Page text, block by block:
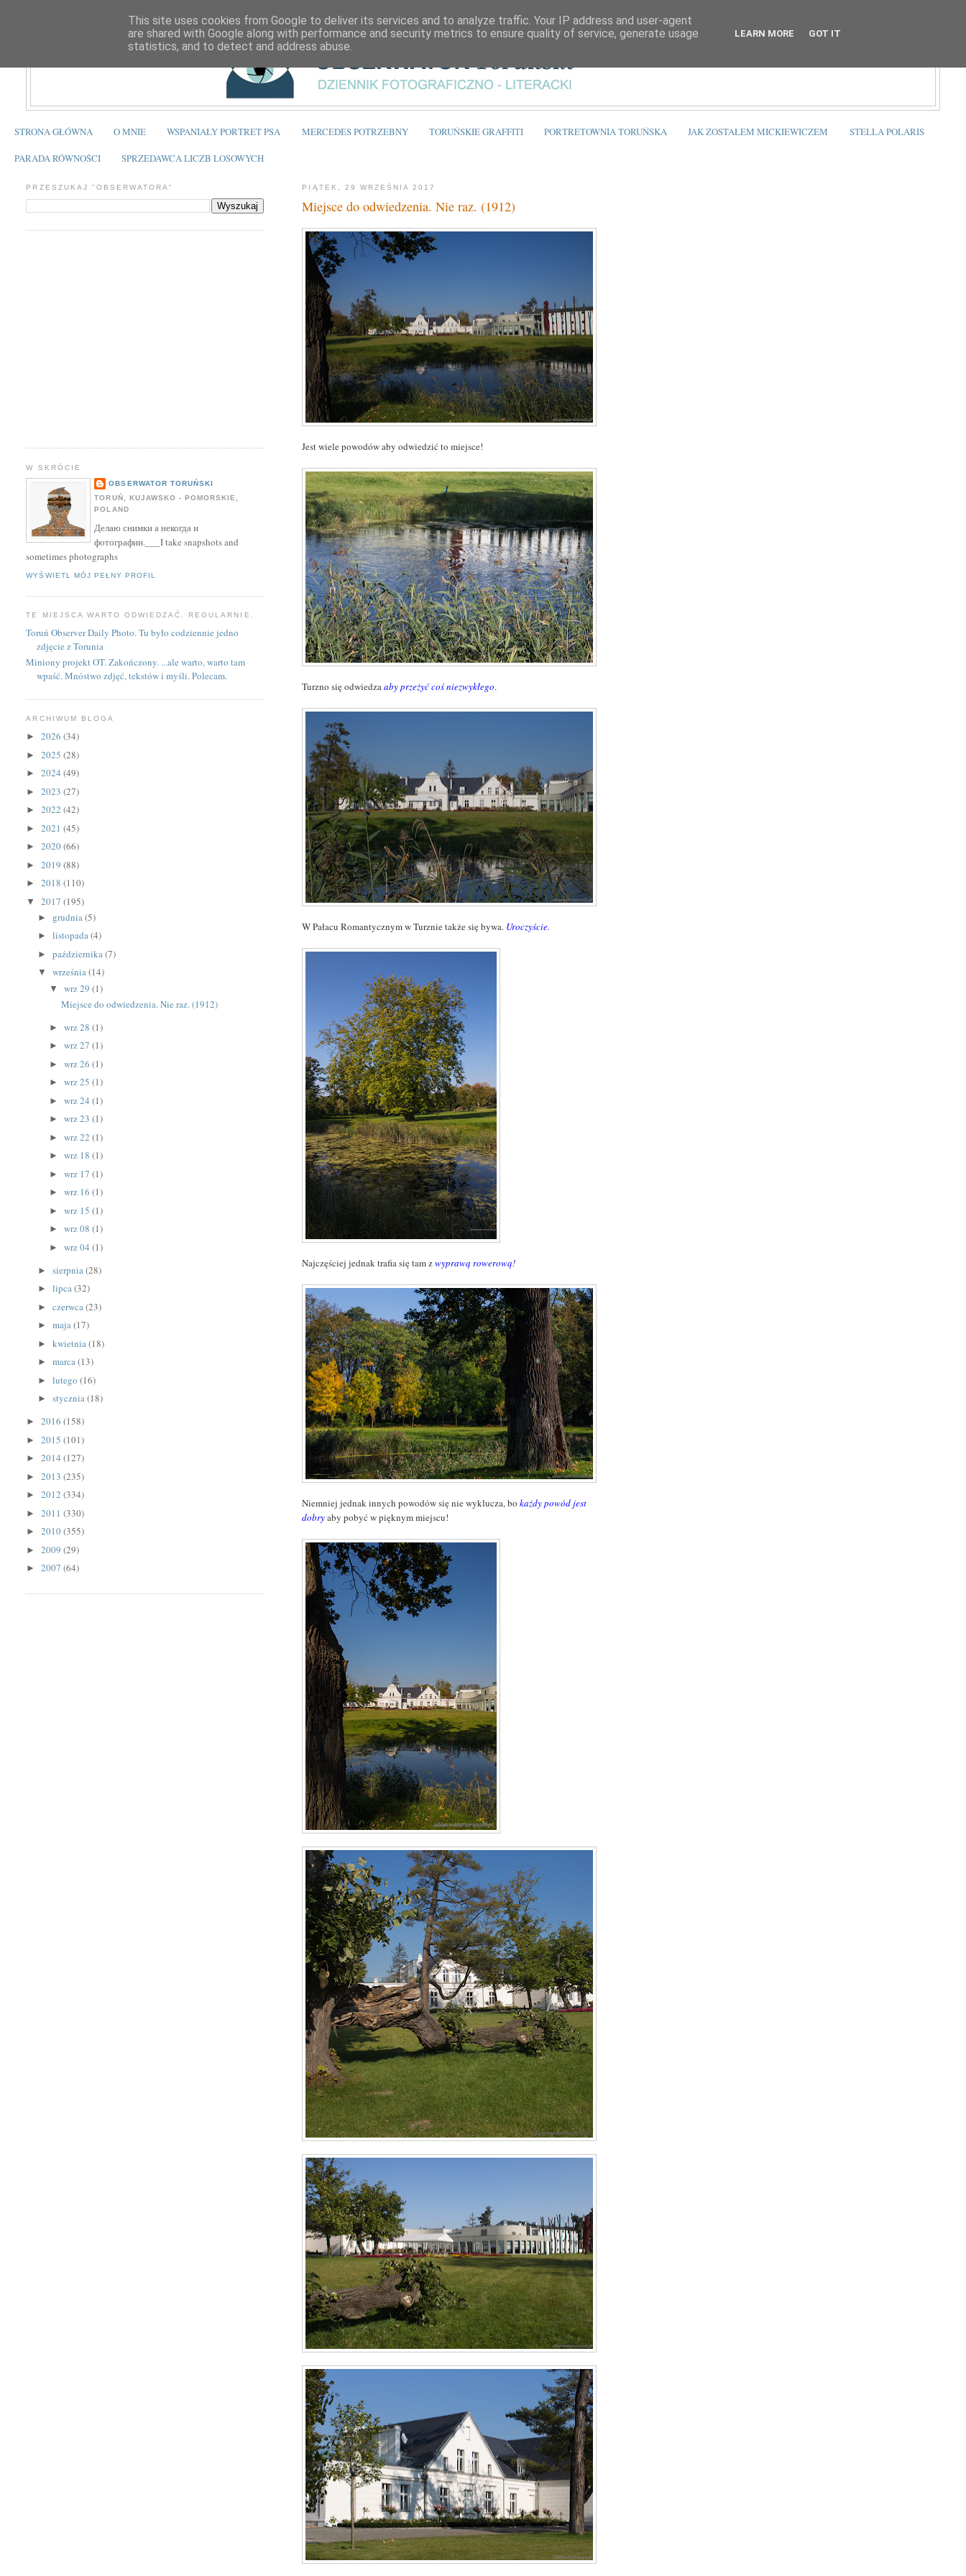
STRONA GŁÓWNA O MNIE WSPANIAŁY PORTRET PSA MERCEDES POTRZEBNY TORUŃSKIE GRAFFITI PORTRETOWNIA TORUŃSKA JAK ZOSTAŁEM MICKIEWICZEM STELLA POLARIS
PARADA RÓWNOŚCI SPRZEDAWCA LICZB LOSOWYCH
PIĄTEK, 29 WRZEŚNIA 2017
Miejsce do odwiedzenia. Nie raz. (1912)
Jest wiele powodów aby odwiedzić to miejsce!
Turzno się odwiedzaaby przeżyć coś niezwykłego.
W Pałacu Romantycznym w Turznie także się bywa. Uroczyście.
Najczęściej jednak trafia się tam zwyprawą rowerową!
Niemniej jednak innych powodów się nie wyklucza, bokażdy powód jest
dobryaby pobyć w pięknym miejscu!
PRZESZUKAJ "OBSERWATORA"
W SKRÓCIE
OBSERWATOR TORUŃSKI
TORUŃ, KUJAWSKO - POMORSKIE,
POLAND
Делаю снимки а некогда и
фотографии.___I take snapshots and
sometimes photographs
WYŚWIETL MÓJ PEŁNY PROFIL
TE MIEJSCA WARTO ODWIEDZAĆ. REGULARNIE.
Toruń Observer Daily Photo. Tu było codziennie jedno
zdjęcie z Torunia
Miniony projekt OT. Zakończony. ...ale warto, warto tam
wpaść. Mnóstwo zdjęć, tekstów i myśli. Polecam.
ARCHIWUM BLOGA
►2026(34)
►2025(28)
►2024(49)
►2023(27)
►2022(42)
►2021(45)
►2020(66)
►2019(88)
►2018(110)
▼2017(195)
► grudnia(5)
►listopada(4)
►października(7)
▼września(14)
▼ wrz 29 (1)
Miejsce do odwiedzenia. Nie raz. (1912)
► wrz 28 (1)
► wrz 27 (1)
► wrz 26 (1)
► wrz 25 (1)
► wrz 24 (1)
► wrz 23 (1)
► wrz 22 (1)
► wrz 18 (1)
► wrz 17 (1)
► wrz 16 (1)
► wrz 15 (1)
► wrz 08 (1)
► wrz 04 (1)
►sierpnia(28)
►lipca(32)
►czerwca(23)
►maja(17)
►kwietnia(18)
►marca(13)
►lutego(16)
►stycznia(18)
►2016(158)
►2015(101)
►2014(127)
►2013(235)
►2012(334)
►2011(330)
►2010(355)
►2009(29)
►2007(64)
This site uses cookies from Google to deliver its services and to analyze traffic. Your IP address and user-agent
are shared with Google along with performance and security metrics to ensure quality of service, generate usage
statistics, and to detect and address abuse.
LEARN MORE GOT IT